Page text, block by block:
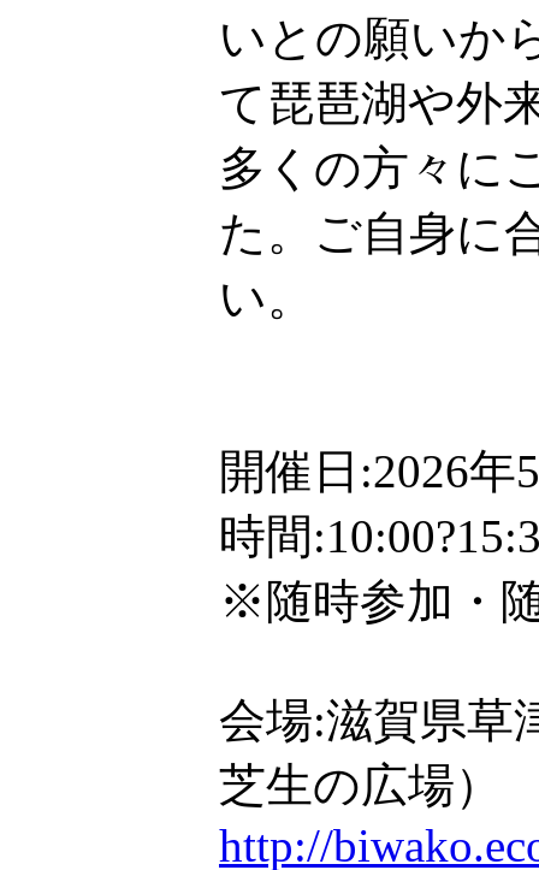
いとの願いか
て琵琶湖や外
多くの方々に
た。ご自身に
い。
開催日:2026
時間
※随時参加・
会場:滋賀県草
芝生の広場）
http://